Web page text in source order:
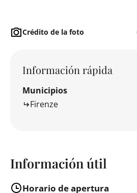
Crédito de la foto
Información rápida
Municipios
Firenze
Información útil
Horario de apertura